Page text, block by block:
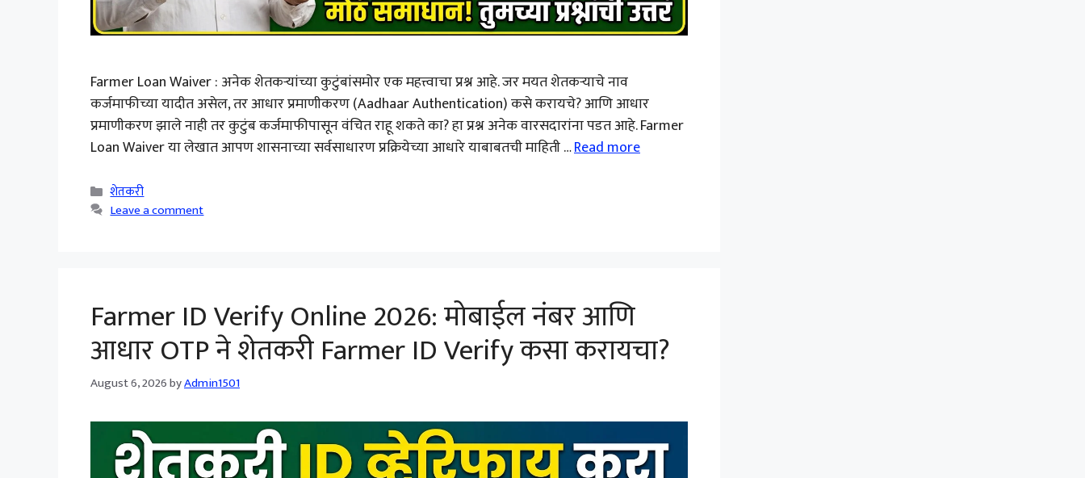
Farmer Loan Waiver : अनेक शेतकऱ्यांच्या कुटुंबांसमोर एक महत्त्वाचा प्रश्न आहे. जर मयत शेतकऱ्याचे नाव
कर्जमाफीच्या यादीत असेल, तर आधार प्रमाणीकरण (Aadhaar Authentication) कसे करायचे? आणि आधार
प्रमाणीकरण झाले नाही तर कुटुंब कर्जमाफीपासून वंचित राहू शकते का? हा प्रश्न अनेक वारसदारांना पडत आहे. Farmer
Loan Waiver या लेखात आपण शासनाच्या सर्वसाधारण प्रक्रियेच्या आधारे याबाबतची माहिती …Read more
Categories
शेतकरी
Leave a comment
Farmer ID Verify Online 2026: मोबाईल नंबर आणि
आधार OTP ने शेतकरी Farmer ID Verify कसा करायचा?
August 6, 2026byAdmin1501